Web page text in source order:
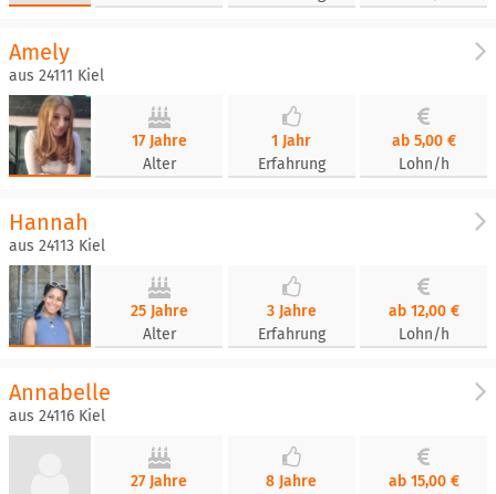
Amely
aus 24111 Kiel
17 Jahre
Alter
1 Jahr
Erfahrung
ab 5,00 €
Lohn/h
Hannah
aus 24113 Kiel
25 Jahre
Alter
3 Jahre
Erfahrung
ab 12,00 €
Lohn/h
Annabelle
aus 24116 Kiel
27 Jahre
8 Jahre
ab 15,00 €